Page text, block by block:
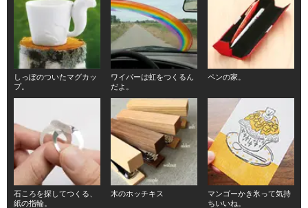
しっぽのついたマグカッ
プ。
ワイパーは虹をつくるん
だよ。
ペンの家。
石ころを探してつくる、
紙の指輪。
木のホッチキス
マンゴーかき氷って気持
ちいいね。